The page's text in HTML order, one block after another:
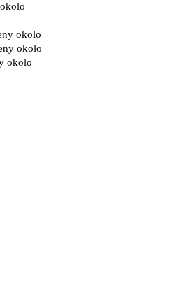
okolo
okolo
okolo